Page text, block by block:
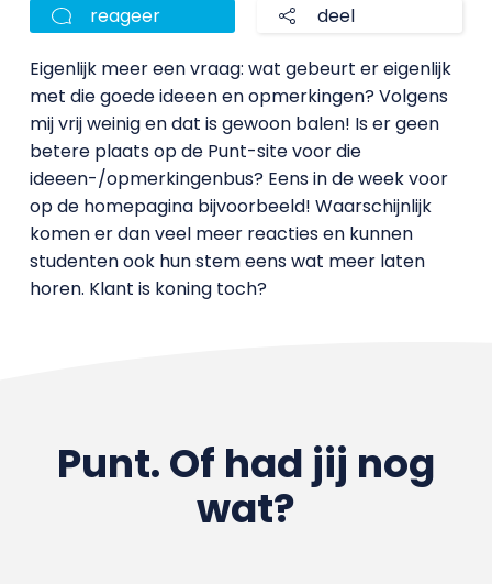
reageer deel
Eigenlijk meer een vraag: wat gebeurt er eigenlijk
met die goede ideeen en opmerkingen? Volgens
mij vrij weinig en dat is gewoon balen! Is er geen
betere plaats op de Punt-site voor die
ideeen-/opmerkingenbus? Eens in de week voor
op de homepagina bijvoorbeeld! Waarschijnlijk
komen er dan veel meer reacties en kunnen
studenten ook hun stem eens wat meer laten
horen. Klant is koning toch?
Punt. Of had jij nog
wat?